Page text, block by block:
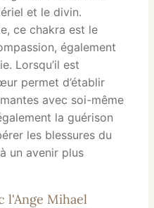
et le divin.
ce chakra est le
également
Lorsqu’il est
permet d’établir
avec soi-même
la guérison
les blessures du
un avenir plus
l'Ange Mihael